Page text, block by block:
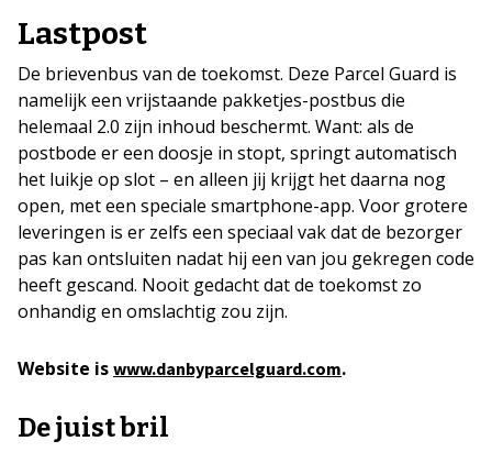
Lastpost
De brievenbus van de toekomst. Deze Parcel Guard is
namelijk een vrijstaande pakketjes-postbus die
helemaal 2.0 zijn inhoud beschermt. Want: als de
postbode er een doosje in stopt, springt automatisch
het luikje op slot – en alleen jij krijgt het daarna nog
open, met een speciale smartphone-app. Voor grotere
leveringen is er zelfs een speciaal vak dat de bezorger
pas kan ontsluiten nadat hij een van jou gekregen code
heeft gescand. Nooit gedacht dat de toekomst zo
onhandig en omslachtig zou zijn.
Website is www.danbyparcelguard.com.
De juist bril